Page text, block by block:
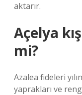
aktarır.
Açelya
mi?
Azalea fideleri
yaprakları ve